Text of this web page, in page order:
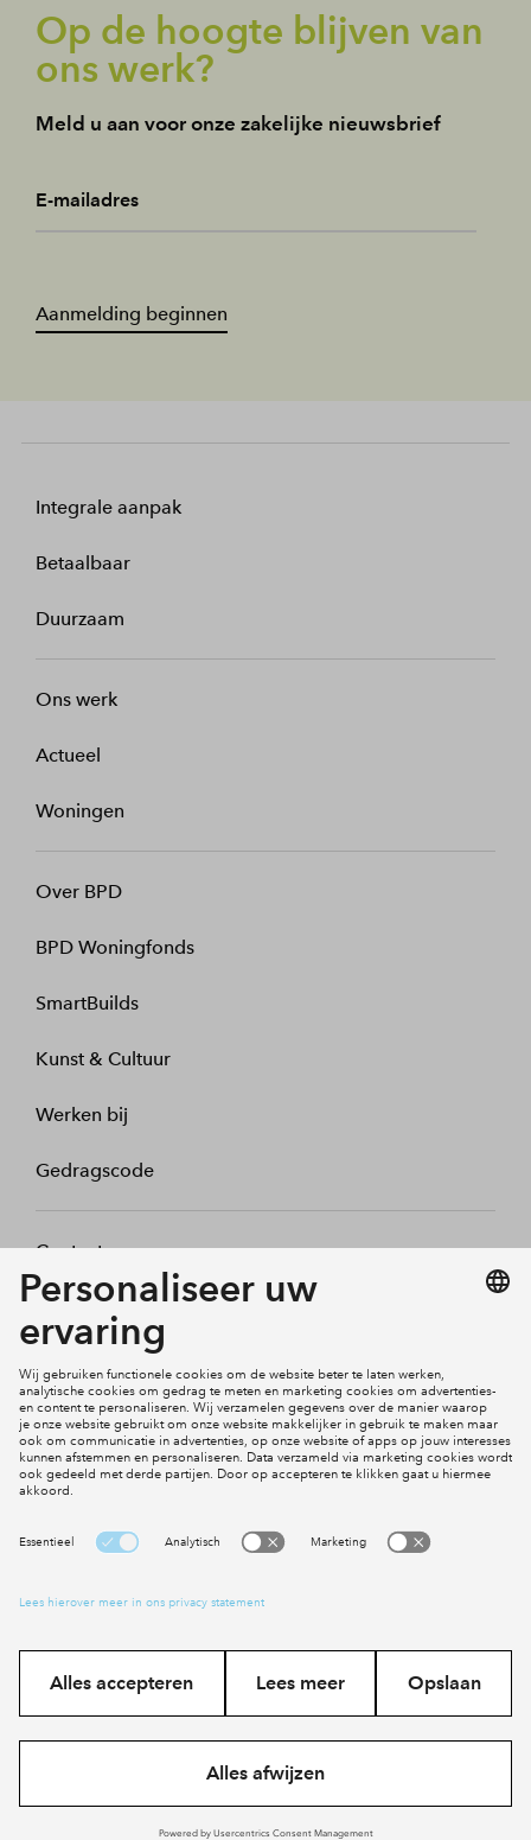
Op de hoogte blijven van
ons werk?
Meld u aan voor onze zakelijke nieuwsbrief
E-mailadres
Aanmelding beginnen
Integrale aanpak
Betaalbaar
Duurzaam
Ons werk
Actueel
Woningen
Over BPD
BPD Woningfonds
SmartBuilds
Kunst & Cultuur
Werken bij
Gedragscode
Contact
Mijn profiel
Social Media
Cookies
Privacy statement